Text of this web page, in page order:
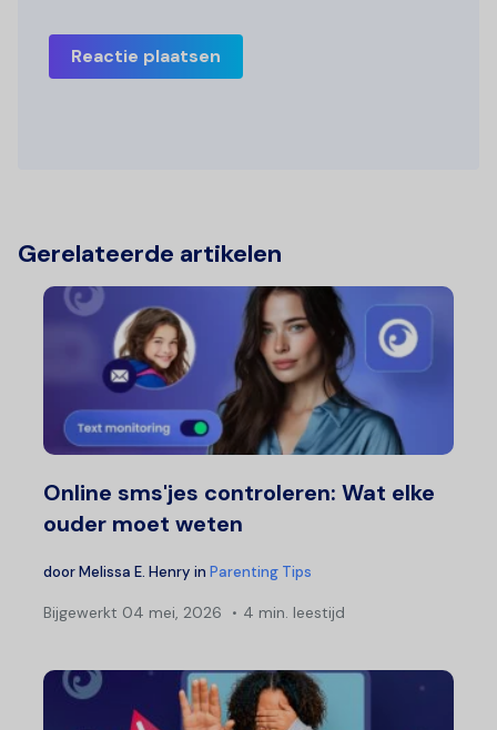
Reactie plaatsen
Gerelateerde artikelen
Online sms'jes controleren: Wat elke
ouder moet weten
doorMelissa E. Henry in Parenting Tips
Bijgewerkt 04 mei, 2026 4 min. leestijd